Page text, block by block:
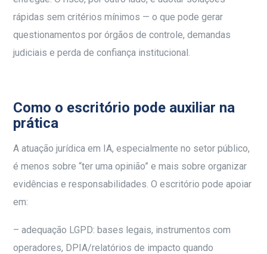
rápidas sem critérios mínimos — o que pode gerar
questionamentos por órgãos de controle, demandas
judiciais e perda de confiança institucional.
Como o escritório pode auxiliar na
prática
A atuação jurídica em IA, especialmente no setor público,
é menos sobre “ter uma opinião” e mais sobre organizar
evidências e responsabilidades. O escritório pode apoiar
em:
– adequação LGPD: bases legais, instrumentos com
operadores, DPIA/relatórios de impacto quando